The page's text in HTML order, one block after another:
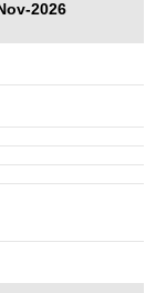
2026